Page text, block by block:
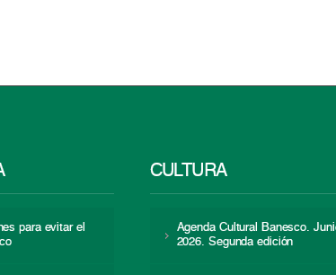
para evitar el
CULTURA
Agenda Cultural Banesco.
2026. Segunda edición